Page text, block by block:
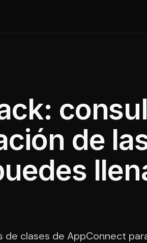
de
clases de AppConnect